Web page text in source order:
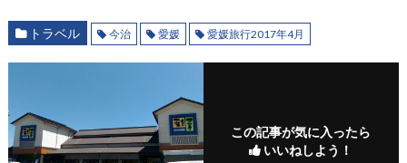
トラベル 今治 愛媛 愛媛旅行2017年4月
この記事が気に入ったら
いいねしよう！